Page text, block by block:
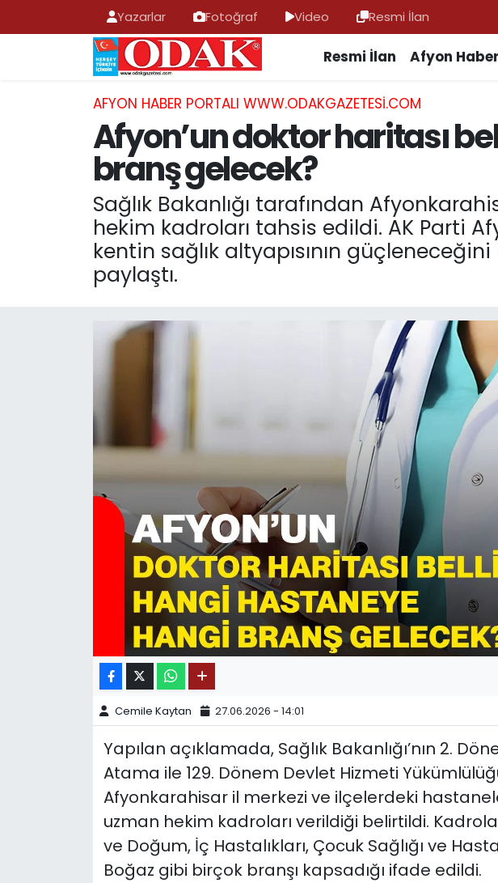
Yazarlar Fotoğraf Video Resmi İlan
Resmi İlan Afyon
AFYON HABER PORTALI WWW.ODAKGAZETESI.COM
Afyon’un doktor haritası
branş gelecek?
Sağlık Bakanlığı tarafından
hekim kadroları tahsis edildi. AK Parti
kentin sağlık altyapısının
paylaştı.
Cemile Kaytan 27.06.2026 - 14:01
Yapılan açıklamada, Sağlık Bakanlığı’nın 2.
Atama ile 129. Dönem Devlet Hizmeti
Afyonkarahisar il merkezi ve ilçelerdeki
uzman hekim kadroları verildiği belirtildi.
ve Doğum, İç Hastalıkları, Çocuk Sağlığı ve
Boğaz gibi birçok branşı kapsadığı ifade edildi.
AFYONKARAHİSAR HABERLERİ
Resmi İlan
ASAYİŞ
GÜNCEL
SİYASET
Nöbetçi Eczaneler
Hava Durumu
Trafik Durumu
Süper Lig Puan Durumu ve Fikstür
Tüm Manşetler
Son Dakika Haberleri